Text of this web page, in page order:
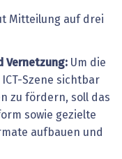
Mitteilung auf drei
Vernetzung: Um die
Szene sichtbar
zu fördern, soll das
sowie gezielte
aufbauen und